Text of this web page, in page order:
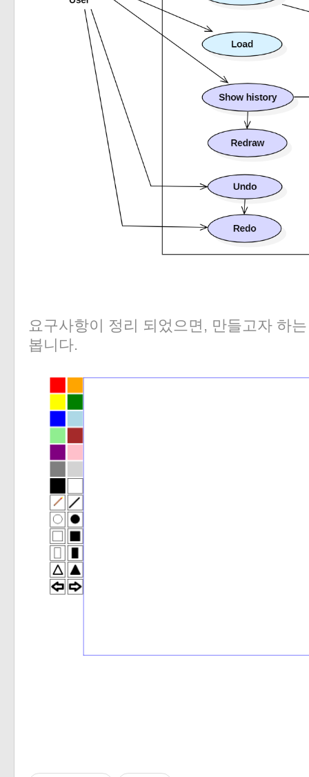
요구사항이 정리 되었으면, 만들고자 하
봅니다.